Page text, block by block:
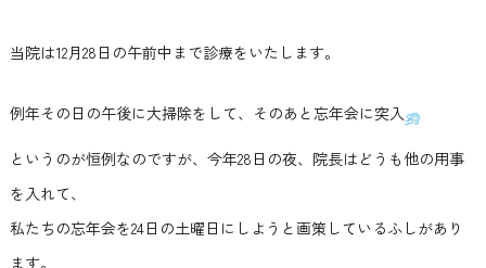
当院は12月28日の午前中まで診療をいたします。
例年その日の午後に大掃除をして、そのあと忘年会に突入
というのが恒例なのですが、今年28日の夜、院長はどうも他の用事
を入れて、
私たちの忘年会を24日の土曜日にしようと画策しているふしがあり
ます。